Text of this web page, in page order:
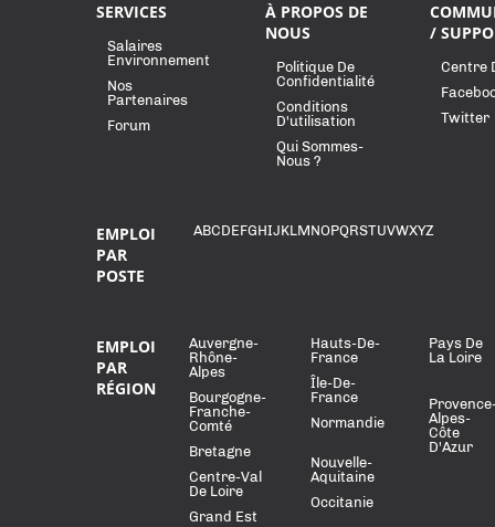
SERVICES
Salaires
Environnement
Nos
Partenaires
Forum
À PROPOS DE
NOUS
Politique De
Confidentialité
Conditions
D'utilisation
Qui Sommes-
Nous ?
/
Centre
Twitter
EMPLOI
PAR
POSTE
ABCDEFGHIJKLMNOPQRSTUVWXYZ
EMPLOI
PAR
RÉGION
Auvergne-
Rhône-
Alpes
Bourgogne-
Franche-
Comté
Bretagne
Centre-Val
De Loire
Grand Est
Hauts-De-
France
Île-De-
France
Normandie
Nouvelle-
Aquitaine
Occitanie
Pays De
La Loire
Alpes-
Côte
D'Azur